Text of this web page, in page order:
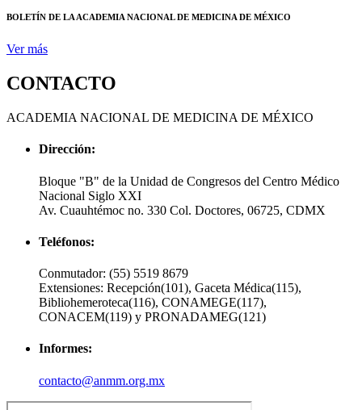
BOLETÍN DE LA ACADEMIA NACIONAL DE MEDICINA DE MÉXICO
Ver más
CONTACTO
ACADEMIA NACIONAL DE MEDICINA DE MÉXICO
Dirección:
Bloque "B" de la Unidad de Congresos del Centro Médico
Nacional Siglo XXI
Av. Cuauhtémoc no. 330 Col. Doctores, 06725, CDMX
Teléfonos:
Conmutador: (55) 5519 8679
Extensiones: Recepción(101), Gaceta Médica(115),
Bibliohemeroteca(116), CONAMEGE(117),
CONACEM(119) y PRONADAMEG(121)
Informes:
contacto@anmm.org.mx